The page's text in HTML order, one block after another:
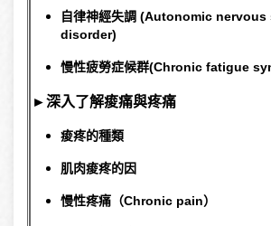
自律神經失調 (Autonomic nervous
disorder)
慢性疲勞症候群(Chronic fatigue
►深入了解痠痛與疼痛
痠疼的種類
肌肉痠疼的因
慢性疼痛（Chronic pain）